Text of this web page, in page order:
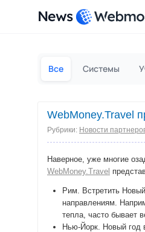
News
Все Системы
WebMoney.Travel
Рубрики: Новости
Наверное, уже многие
WebMoney.Travel
Рим. Встретить
направлениям.
тепла, часто бывает
Нью-Йорк. Новый год